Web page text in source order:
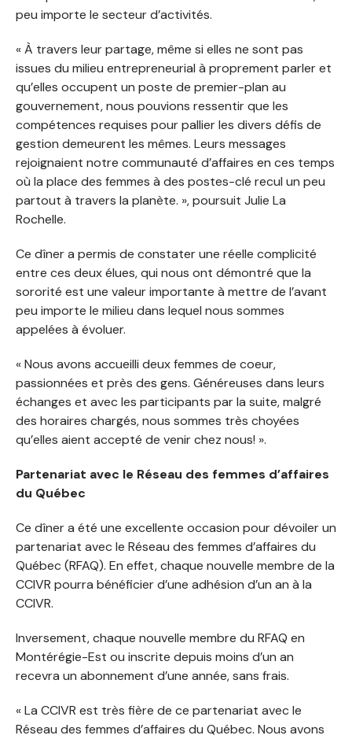
peu importe le secteur d’activités.
« À travers leur partage, même si elles ne sont pas
issues du milieu entrepreneurial à proprement parler et
qu’elles occupent un poste de premier-plan au
gouvernement, nous pouvions ressentir que les
compétences requises pour pallier les divers défis de
gestion demeurent les mêmes. Leurs messages
rejoignaient notre communauté d’affaires en ces temps
où la place des femmes à des postes-clé recul un peu
partout à travers la planète. », poursuit Julie La
Rochelle.
Ce dîner a permis de constater une réelle complicité
entre ces deux élues, qui nous ont démontré que la
sororité est une valeur importante à mettre de l’avant
peu importe le milieu dans lequel nous sommes
appelées à évoluer.
« Nous avons accueilli deux femmes de coeur,
passionnées et près des gens. Généreuses dans leurs
échanges et avec les participants par la suite, malgré
des horaires chargés, nous sommes très choyées
qu’elles aient accepté de venir chez nous! ».
Partenariat avec le Réseau des femmes d’affaires
du Québec
Ce dîner a été une excellente occasion pour dévoiler un
partenariat avec le Réseau des femmes d’affaires du
Québec (RFAQ). En effet, chaque nouvelle membre de la
CCIVR pourra bénéficier d’une adhésion d’un an à la
CCIVR.
Inversement, chaque nouvelle membre du RFAQ en
Montérégie-Est ou inscrite depuis moins d’un an
recevra un abonnement d’une année, sans frais.
« La CCIVR est très fière de ce partenariat avec le
Réseau des femmes d’affaires du Québec. Nous avons